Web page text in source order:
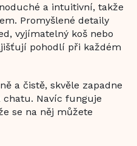
a intuitivní, takže
Promyšlené detaily
vyjímatelný koš nebo
pohodlí při každém
a čistě, skvěle zapadne
chatu. Navíc funguje
se na něj můžete